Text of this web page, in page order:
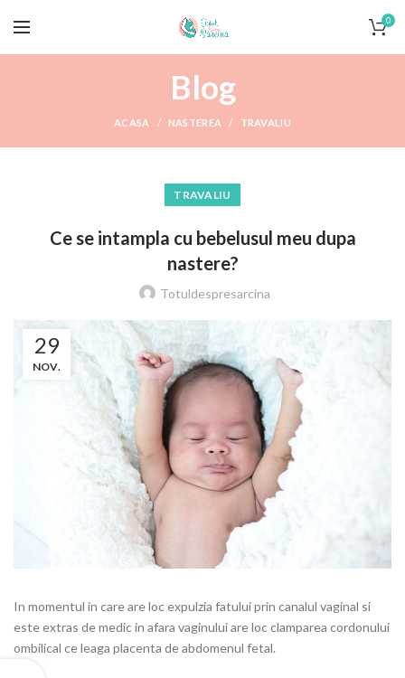
0
Blog
ACASA NASTEREA TRAVALIU
TRAVALIU
Ce se intampla cu bebelusul meu dupa
nastere?
Totuldespresarcina
29
NOV.
In momentul in care are loc expulzia fatului prin canalul vaginal si
este extras de medic in afara vaginului are loc clamparea cordonului
ombilical ce leaga placenta de abdomenul fetal.